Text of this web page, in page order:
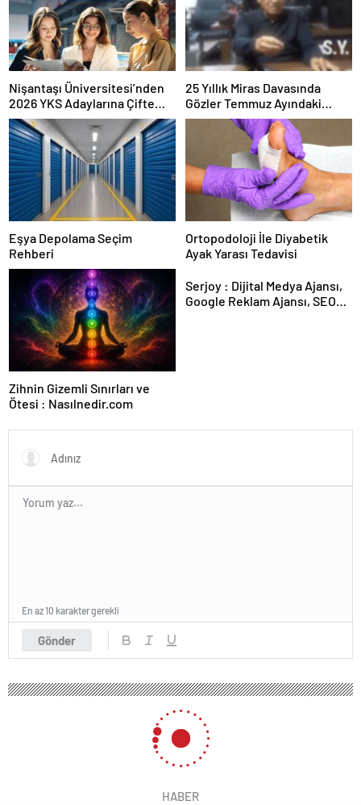
Nişantaşı Üniversitesi’nden
2026 YKS Adaylarına Çifte
Güvence: Sabit Ücret ve
Kesintisiz Burs
25 Yıllık Miras Davasında
Gözler Temmuz Ayındaki
Karar Duruşmasına Çevrildi
Eşya Depolama Seçim
Rehberi
Ortopodoloji İle Diyabetik
Ayak Yarası Tedavisi
Zihnin Gizemli Sınırları ve
Ötesi : Nasılnedir.com
Serjoy : Dijital Medya Ajansı,
Google Reklam Ajansı, SEO
Gönder
En az 10 karakter gerekli
HABER